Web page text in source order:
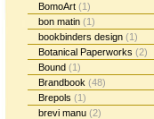
BomoArt (1)
bon matin (1)
bookbinders design (1)
Botanical Paperworks (2)
Bound (1)
Brandbook (48)
Brepols (1)
brevi manu (2)